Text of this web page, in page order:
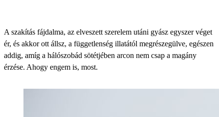
A szakítás fájdalma, az elveszett szerelem utáni gyász egyszer véget
ér, és akkor ott állsz, a függetlenség illatától megrészegülve, egészen
addig, amíg a hálószobád sötétjében arcon nem csap a magány
érzése. Ahogy engem is, most.